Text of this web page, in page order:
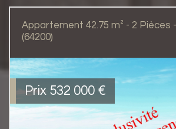
Appartement 42.75 m² - 2 Pièces
(64200)
Prix 532 000 €